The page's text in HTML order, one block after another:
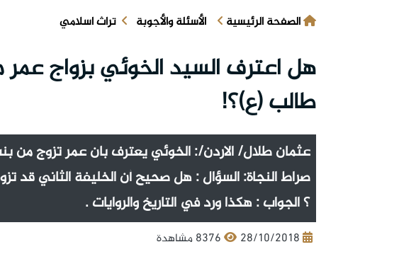
الصفحة الرئيسية الأسئلة والأجوبة تراث اسلامي
هل اعترف السيد الخوئي بزواج
طالب (ع)؟!
عثمان طلال/ الاردن/: الخوئي يعترف بان عمر تزوج
صراط النجاة: السؤال : هل صحيح أن الخليفة الثاني قد
؟ الجواب : هكذا ورد في التاريخ والروايات .
28/10/2018 8376 مشاهدة